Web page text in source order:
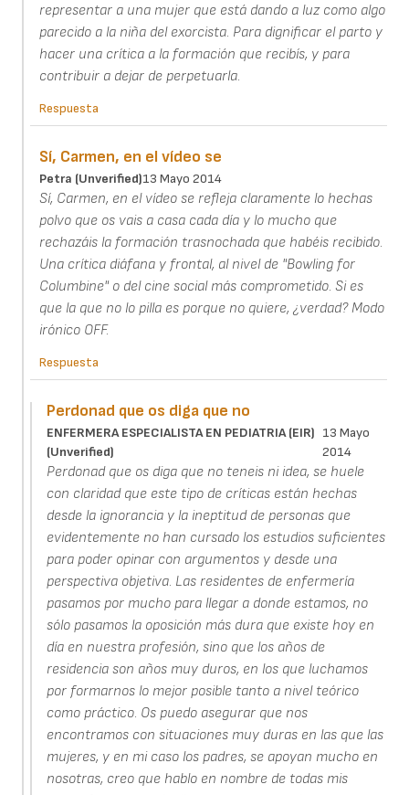
representar a una mujer que está dando a luz como algo
parecido a la niña del exorcista. Para dignificar el parto y
hacer una crítica a la formación que recibís, y para
contribuir a dejar de perpetuarla.
Respuesta
Sí, Carmen, en el vídeo se
Petra (unverified)13 Mayo 2014
Sí, Carmen, en el vídeo se refleja claramente lo hechas
polvo que os vais a casa cada día y lo mucho que
rechazáis la formación trasnochada que habéis recibido.
Una crítica diáfana y frontal, al nivel de "Bowling for
Columbine" o del cine social más comprometido. Si es
que la que no lo pilla es porque no quiere, ¿verdad? Modo
irónico OFF.
Respuesta
Perdonad que os diga que no
ENFERMERA ESPECIALISTA EN PEDIATRIA (EIR)
(unverified)
13 Mayo
2014
Perdonad que os diga que no teneis ni idea, se huele
con claridad que este tipo de críticas están hechas
desde la ignorancia y la ineptitud de personas que
evidentemente no han cursado los estudios suficientes
para poder opinar con argumentos y desde una
perspectiva objetiva. Las residentes de enfermería
pasamos por mucho para llegar a donde estamos, no
sólo pasamos la oposición más dura que existe hoy en
día en nuestra profesión, sino que los años de
residencia son años muy duros, en los que luchamos
por formarnos lo mejor posible tanto a nivel teórico
como práctico. Os puedo asegurar que nos
encontramos con situaciones muy duras en las que las
mujeres, y en mi caso los padres, se apoyan mucho en
nosotras, creo que hablo en nombre de todas mis